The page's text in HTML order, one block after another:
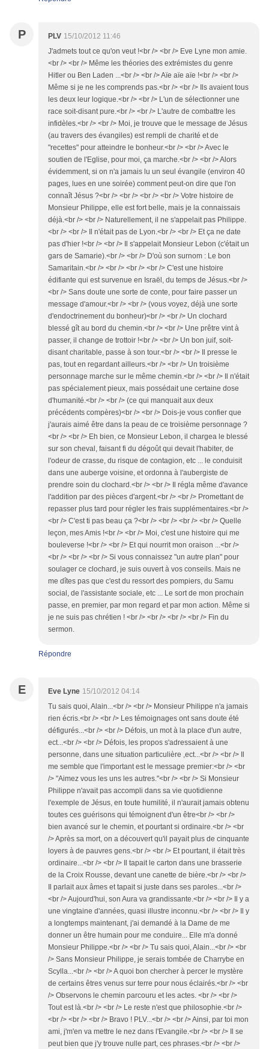
P PLV 15/10/2012 11:46
J'admets tout ce qu'on veut !<br /> <br /> Eve Lyne mon amie.
<br /> <br /> Même les théories des extrémistes du genre
Hitler ou Ben Laden ...<br /> <br /> Aïe aïe aïe !<br /> <br />
Même si je ne les comprends pas.<br /> <br /> Ils avaient tous
les deux leur logique.<br /> <br /> L'un de sélectionner une
race soit-disant pure.<br /> <br /> L'autre de combattre les
infidèles.<br /> <br /> Moi, je trouve que le message de Jésus
(au travers des évangiles) est rempli de charité et de
"recettes" pour atteindre le bonheur.<br /> <br /> Avec le
soutien de l'Eglise, pour moi, ça marche.<br /> <br /> Alors
évidemment, si on n'a jamais lu un seul évangile (environ 40
pages, lues en une soirée) comment peut-on dire que l'on
connaît Jésus ?<br /> <br /> <br /> <br /> Votre histoire de
Monsieur Philippe, elle est fort belle, mais je la connaissais
déjà.<br /> <br /> Naturellement, il ne s'appelait pas Philippe.
<br /> <br /> Il n'était pas de Lyon.<br /> <br /> Et ça ne date
pas d'hier !<br /> <br /> Il s'appelait Monsieur Lebon (c'était un
gars de Samarie).<br /> <br /> D'où son surnom : Le bon
Samaritain.<br /> <br /> <br /> <br /> C'est une histoire
édifiante qui est survenue en Israël, du temps de Jésus.<br />
<br /> Sans doute une sorte de conte, pour faire passer un
message d'amour.<br /> <br /> (vous voyez, déjà une sorte
d'endoctrinement du bonheur)<br /> <br /> Un clochard
blessé gît au bord du chemin.<br /> <br /> Une prêtre vint à
passer, il change de trottoir !<br /> <br /> Un bon juif, soit-
disant charitable, passe à son tour.<br /> <br /> Il presse le
pas, tout en regardant ailleurs.<br /> <br /> Un troisième
personnage marche sur le même chemin.<br /> <br /> Il n'était
pas spécialement pieux, mais possédait une certaine dose
d'humanité.<br /> <br /> (ce qui manquait aux deux
précédents compères)<br /> <br /> Dois-je vous confier que
j'aurais aimé être dans la peau de ce troisième personnage ?
<br /> <br /> Eh bien, ce Monsieur Lebon, il chargea le blessé
sur son cheval, faisant fi du dégoût qui devait l'habiter, de
l'odeur de crasse, du risque de contagion, etc ... le conduisit
dans une auberge voisine, et ordonna à l'aubergiste de
prendre soin du clochard.<br /> <br /> Il régla même d'avance
l'addition par des pièces d'argent.<br /> <br /> Promettant de
repasser plus tard pour régler les frais supplémentaires.<br />
<br /> C'est ti pas beau ça ?<br /> <br /> <br /> <br /> Quelle
leçon, mes Amis !<br /> <br /> Moi, c'est une histoire qui me
bouleverse !<br /> <br /> Et qui nourrit mon oraison ...<br />
<br /> <br /> <br /> Si vous connaissez "un autre plan" pour
soulager ce clochard, je suis ouvert à vos conseils. Mais ne
me dîtes pas que c'est du ressort des pompiers, du Samu
social, de l'assistante sociale, etc ... Le sort de mon prochain
passe, en premier, par mon regard et par mon action. Même si
je ne suis pas chrétien ! <br /> <br /> <br /> <br /> Fin du
sermon.
Répondre
E Eve Lyne 15/10/2012 04:14
Tu sais quoi, Alain...<br /> <br /> Monsieur Philippe n'a jamais
rien écris.<br /> <br /> Les témoignages ont sans doute été
défigurés...<br /> <br /> Défois, un mot à la place d'un autre,
ect...<br /> <br /> Défois, les propos s'adressaient à une
personne, dans une situation particulière ,ect...<br /> <br /> Il
me semble que l'important est le message premier:<br /> <br
/> "Aimez vous les uns les autres."<br /> <br /> Si Monsieur
Philippe n'avait pas accompli dans sa vie quotidienne
l'exemple de Jésus, en toute humilité, il n'aurait jamais obtenu
toutes ces guérisons qui témoignent d'un être<br /> <br />
bien avancé sur le chemin, et pourtant si ordinaire.<br /> <br
/> Après sa mort, on a découvert qu'il payait plus de cinquante
loyers à de pauvres gens.<br /> <br /> Et pourtant, il était très
ordinaire...<br /> <br /> Il tapait le carton dans une brasserie
de la Croix Rousse, devant une canette de bière.<br /> <br />
Il parlait aux âmes et tapait si juste dans ses paroles...<br />
<br /> Aujourd'hui, son Aura va grandissante.<br /> <br /> Il y a
une vingtaine d'années, quasi illustre inconnu.<br /> <br /> Il y
a longtemps maintenant, j'ai demandé à la Dame de me
donner un être humain pour me conduire... Elle m'a donné
Monsieur Philippe.<br /> <br /> Tu sais quoi, Alain...<br /> <br
/> Sans Monsieur Philippe, je serais tombée de Charrybe en
Scylla...<br /> <br /> A quoi bon chercher à percer le mystère
de certains êtres venus sur terre pour nous éclairés.<br /> <br
/> Observons le chemin parcouru et les actes. <br /> <br />
Tout est là.<br /> <br /> Le reste n'est que philosophie.<br />
<br /> <br /> <br /> Bravo ! PLV...<br /> <br /> Ainsi, par toi mon
ami, j'm'en va mettre le nez dans l'Evangile.<br /> <br /> Il se
peut bien que j'y trouve nulle part, ces phrases.<br /> <br />